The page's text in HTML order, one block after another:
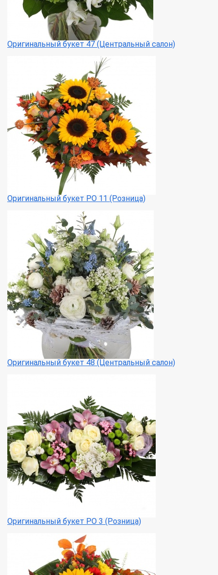
Оригинальный букет 47 (Центральный салон)
Оригинальный букет РО 11 (Розница)
Оригинальный букет 48 (Центральный салон)
Оригинальный букет РО 3 (Розница)